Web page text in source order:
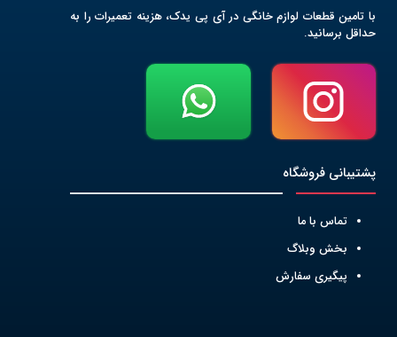
با تامین قطعات لوازم خانگی در آی پی یدک، هزینه تعمیرات را به
حداقل برسانید.
پشتیبانی فروشگاه
تماس با ما
بخش وبلاگ
پیگیری سفارش